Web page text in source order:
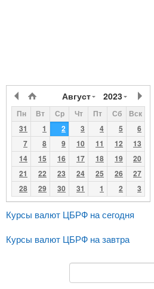
Август 2023
Пн Вт Ср Чт Пт Сб
Вск
31
1 2 3 4 5
6
7
8 9 10 11 12
13
14
15 16 17 18 19
20
21
22 23 24 25 26
27
28
29 30 31 1 2 3
Курсы валют ЦБРФ на сегодня
Курсы валют ЦБРФ на завтра